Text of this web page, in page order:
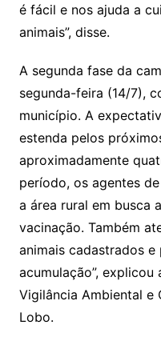
é fácil e nos ajuda a
animais”, disse.
A segunda fase da
segunda-feira (14/7),
município. A
estenda pelos
aproximadamente
período, os agentes
a área rural em busca
vacinação. Também
animais cadastrados
acumulação”,
Vigilância Ambiental e
Lobo.